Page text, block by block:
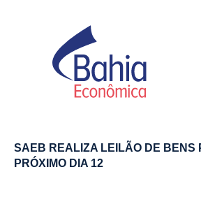
SAEB REALIZA LEILÃO DE BENS
PRÓXIMO DIA 12